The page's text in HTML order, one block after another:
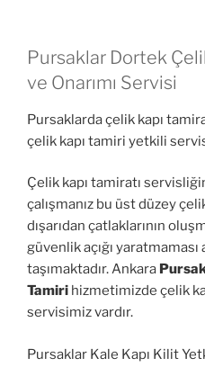
Pursaklar Dortek
ve Onarımı Servisi
Pursaklarda çelik kapı
çelik kapı tamiri yetkili
Çelik kapı tamiratı
çalışmanız bu üst düzey
dışarıdan çatlaklarının
güvenlik açığı yaratmaması
taşımaktadır. Ankara
Tamiri hizmetimizde çelik
servisimiz vardır.
Pursaklar Kale Kapı Kilit